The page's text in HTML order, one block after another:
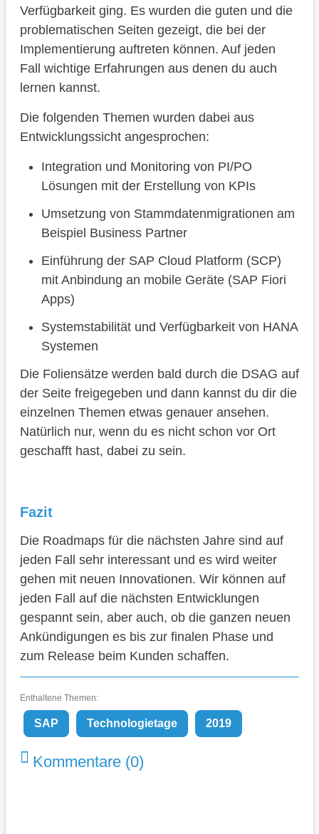
Verfügbarkeit ging. Es wurden die guten und die
problematischen Seiten gezeigt, die bei der
Implementierung auftreten können. Auf jeden
Fall wichtige Erfahrungen aus denen du auch
lernen kannst.
Die folgenden Themen wurden dabei aus
Entwicklungssicht angesprochen:
Integration und Monitoring von PI/PO
Lösungen mit der Erstellung von KPIs
Umsetzung von Stammdatenmigrationen am
Beispiel Business Partner
Einführung der SAP Cloud Platform (SCP)
mit Anbindung an mobile Geräte (SAP Fiori
Apps)
Systemstabilität und Verfügbarkeit von HANA
Systemen
Die Foliensätze werden bald durch die DSAG auf
der Seite freigegeben und dann kannst du dir die
einzelnen Themen etwas genauer ansehen.
Natürlich nur, wenn du es nicht schon vor Ort
geschafft hast, dabei zu sein.
Fazit
Die Roadmaps für die nächsten Jahre sind auf
jeden Fall sehr interessant und es wird weiter
gehen mit neuen Innovationen. Wir können auf
jeden Fall auf die nächsten Entwicklungen
gespannt sein, aber auch, ob die ganzen neuen
Ankündigungen es bis zur finalen Phase und
zum Release beim Kunden schaffen.
Enthaltene Themen:
SAP Technologietage 2019
Kommentare (0)